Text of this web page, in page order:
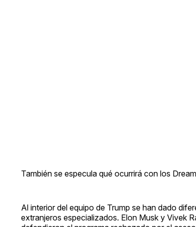
También se especula qué ocurrirá con los
Al interior del equipo de Trump se han dado
extranjeros especializados. Elon Musk y Vivek